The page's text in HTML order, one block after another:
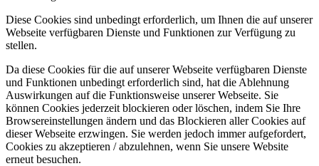
Diese Cookies sind unbedingt erforderlich, um Ihnen die auf unserer
Webseite verfügbaren Dienste und Funktionen zur Verfügung zu
stellen.
Da diese Cookies für die auf unserer Webseite verfügbaren Dienste
und Funktionen unbedingt erforderlich sind, hat die Ablehnung
Auswirkungen auf die Funktionsweise unserer Webseite. Sie
können Cookies jederzeit blockieren oder löschen, indem Sie Ihre
Browsereinstellungen ändern und das Blockieren aller Cookies auf
dieser Webseite erzwingen. Sie werden jedoch immer aufgefordert,
Cookies zu akzeptieren / abzulehnen, wenn Sie unsere Website
erneut besuchen.